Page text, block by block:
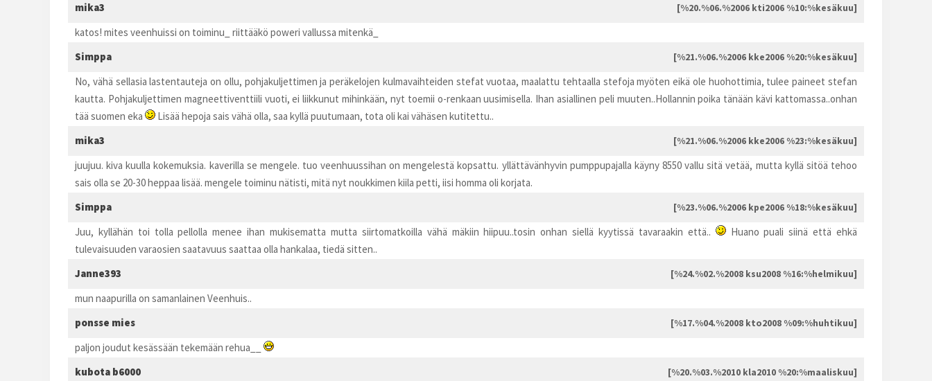
mika3 [%20.%06.%2006 kti2006 %10:%kesäkuu]
katos! mites veenhuissi on toiminu_ riittääkö poweri vallussa mitenkä_
Simppa
[%21.%06.%2006 kke2006 %20:%kesäkuu]
No, vähä sellasia lastentauteja on ollu, pohjakuljettimen ja peräkelojen kulmavaihteiden stefat vuotaa, maalattu tehtaalla stefoja myöten eikä ole huohottimia, tulee paineet stefan
kautta. Pohjakuljettimen magneettiventtiili vuoti, ei liikkunut mihinkään, nyt toemii o-renkaan uusimisella. Ihan asiallinen peli muuten..Hollannin poika tänään kävi kattomassa..onhan
tää suomen eka
Lisää hepoja sais vähä olla, saa kyllä puutumaan, tota oli kai vähäsen kutitettu..
mika3
[%21.%06.%2006 kke2006 %23:%kesäkuu]
juujuu. kiva kuulla kokemuksia. kaverilla se mengele. tuo veenhuussihan on mengelestä kopsattu. yllättävänhyvin pumppupajalla käyny 8550 vallu sitä vetää, mutta kyllä sitöä tehoo
sais olla se 20-30 heppaa lisää. mengele toiminu nätisti, mitä nyt noukkimen kiila petti, iisi homma oli korjata.
Simppa
[%23.%06.%2006 kpe2006 %18:%kesäkuu]
Juu, kyllähän toi tolla pellolla menee ihan mukisematta mutta siirtomatkoilla vähä mäkiin hiipuu..tosin onhan siellä kyytissä tavaraakin että..
Huano puali siinä että ehkä
tulevaisuuden varaosien saatavuus saattaa olla hankalaa, tiedä sitten..
Janne393
[%24.%02.%2008 ksu2008 %16:%helmikuu]
mun naapurilla on samanlainen Veenhuis..
ponsse mies
[%17.%04.%2008 kto2008 %09:%huhtikuu]
paljon joudut kesässään tekemään rehua__
kubota b6000
[%20.%03.%2010 kla2010 %20:%maaliskuu]